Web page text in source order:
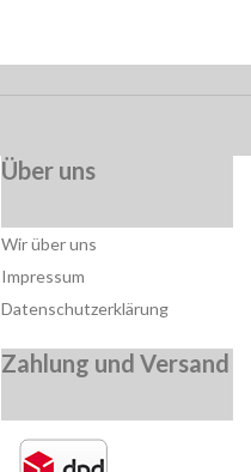
Über uns
Wir über uns
Impressum
Datenschutzerklärung
Zahlung und Versand